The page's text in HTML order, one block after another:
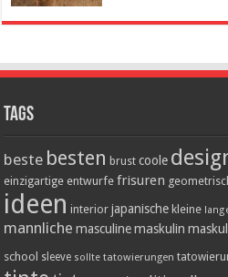
Tags
beste besten brust coole
einzigartige entwurfe frisuren
ideen interior japanische kleine
mannliche masculine maskulin
school sleeve sollte tatowierungen